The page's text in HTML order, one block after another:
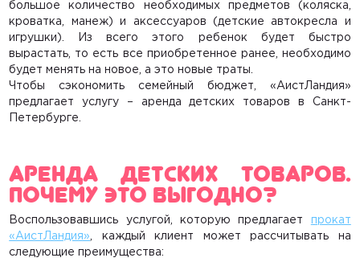
Каталог
О компании
Контакты
Доставка и оплата
Акции
Статьи
Каталог
большое количество необходимых предметов (коляска,
кроватка, манеж) и аксессуаров (детские автокресла и
игрушки). Из всего этого ребенок будет быстро
вырастать, то есть все приобретенное ранее, необходимо
будет менять на новое, а это новые траты.
Чтобы сэкономить семейный бюджет, «АистЛандия»
предлагает услугу –
аренда детских товаров в Санкт-
Петербурге
АРЕНДА ДЕТСКИХ ТОВАРОВ.
ПОЧЕМУ ЭТО ВЫГОДНО?
Воспользовавшись услугой, которую предлагает
прокат
«АистЛандия»
, каждый клиент может рассчитывать на
следующие преимущества: